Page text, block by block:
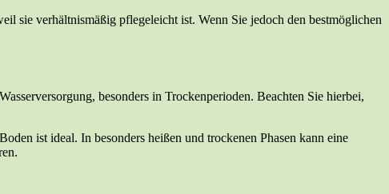
sie verhältnismäßig pflegeleicht ist. Wenn Sie jedoch den bestmöglichen
besonders in Trockenperioden. Beachten Sie hierbei,
ist ideal. In besonders heißen und trockenen Phasen kann eine